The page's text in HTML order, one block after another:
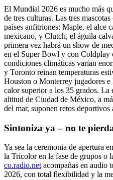
El Mundial 2026 es mucho más
de tres culturas. Las tres
países anfitriones: Maple, el alce
mexicano, y Clutch, el águila
primera vez habrá un show de
en el Super Bowl y con Coldplay
condiciones climáticas varían
y Toronto reinan temperaturas
Houston o Monterrey jugadores
calor superior a los 35 grados.
altitud de Ciudad de México, a
del mar, suponen retos deportivos
Sintoniza ya – no te
Ya sea la ceremonia de apertura
la Tricolor en la fase de grupos o
co.radio.net acompañas en audio
2026, con total flexibilidad y la